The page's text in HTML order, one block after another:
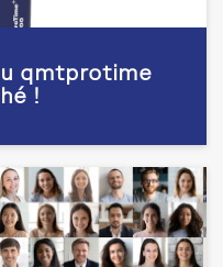
qmtprotime
!